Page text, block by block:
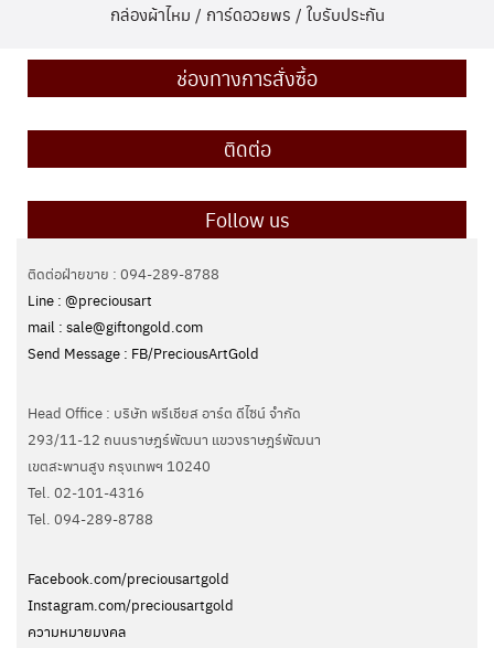
กล่องผ้าไหม / การ์ดอวยพร / ใบรับประกัน
ช่องทางการสั่งซื้อ
ติดต่อ
Follow us
ติดต่อฝ่ายขาย : 094-289-8788
Line : @preciousart
mail : sale@giftongold.com
Send Message : FB/PreciousArtGold
Head Office : บริษัท พรีเชียส อาร์ต ดีไซน์ จำกัด
293/11-12 ถนนราษฎร์พัฒนา แขวงราษฎร์พัฒนา
เขตสะพานสูง กรุงเทพฯ 10240
Tel. 02-101-4316
Tel. ‭094-289-8788‬
Facebook.com/preciousartgold
Instagram.com/preciousartgold
ความหมายมงคล